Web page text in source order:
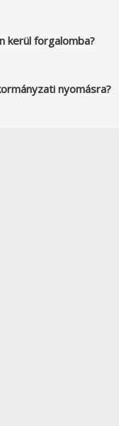
kerül forgalomba?
nyomásra?